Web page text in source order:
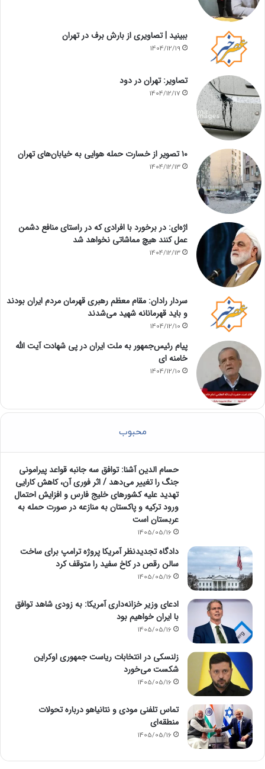
ببینید | تصاویری از بارش برف در تهران
1404/12/19
تصاویر: تهران در دود
1404/12/17
۱۰ تصویر از خسارت حمله هوایی به خیابان‌های تهران
1404/12/13
اژه‌ای: در برخورد با افرادی که در راستای منافع دشمن
عمل کنند هیچ مماشاتی نخواهد شد
1404/12/13
سردار رادان: مقام معظم رهبری قهرمان مردم ایران بودند
و باید قهرمانانه شهید می‌شدند
1404/12/10
پیام رئیس‌جمهور به ملت ایران در پی شهادت آیت الله
خامنه ای
1404/12/10
محبوب
حسام الدین آشنا: توافق سه جانبه قواعد پیرامونی
جنگ را تغییر می‌دهد / اثر فوری آن، کاهش کارایی
تهدید علیه کشور‌های خلیج فارس و افزایش احتمال
ورود ترکیه و پاکستان به منازعه در صورت حمله به
عربستان است
1405/05/16
دادگاه تجدیدنظر آمریکا پروژه ترامپ برای ساخت
سالن رقص در کاخ سفید را متوقف کرد
1405/05/16
ادعای وزیر خزانه‌داری آمریکا: به زودی شاهد توافق
با ایران خواهیم بود
1405/05/16
زلنسکی در انتخابات ریاست جمهوری اوکراین
شکست می‌خورد
1405/05/16
تماس تلفنی مودی و نتانیاهو درباره تحولات
منطقه‌ای
1405/05/16